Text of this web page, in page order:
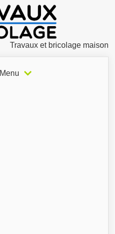
Travaux et bricolage maison
Menu